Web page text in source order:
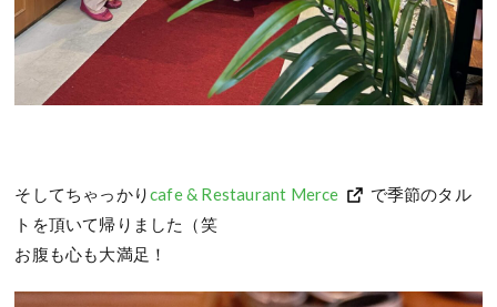
そしてちゃっかりcafe & Restaurant Merce
で季節のタル
トを頂いて帰りました（笑
お腹も心も大満足！